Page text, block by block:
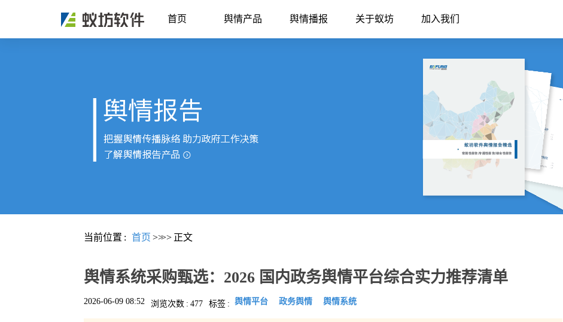
首页 舆情产品 舆情播报 关于蚁坊 加入我们
当前位置 : 首页 >>>> 正文
舆情系统采购甄选：2026 国内政务舆情平台综合实力推荐清单
2026-06-09 08:52 浏览次数 : 477 标签 : 舆情系统
政务舆情
舆情平台